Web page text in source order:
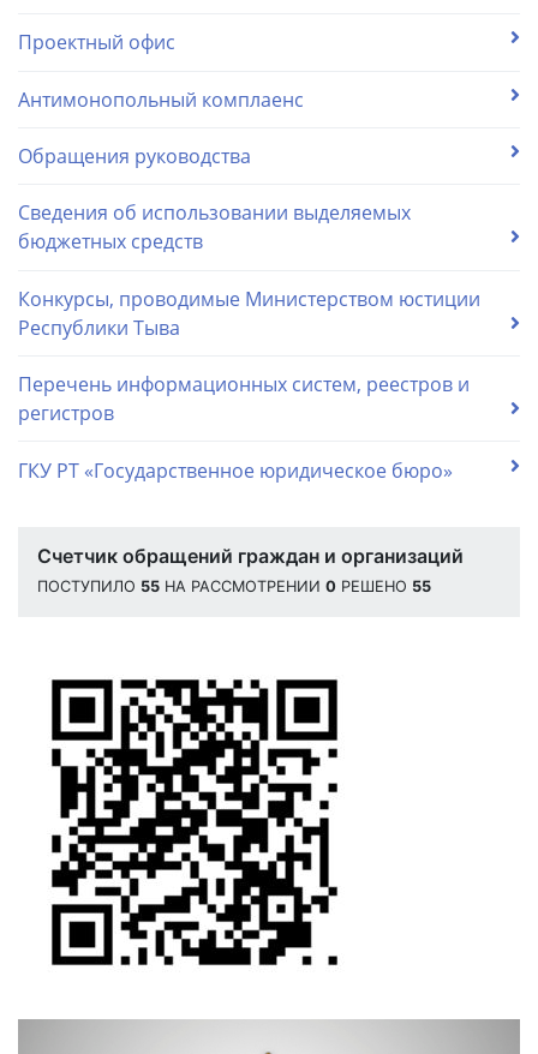
Проектный офис
Антимонопольный комплаенс
Обращения руководства
Сведения об использовании выделяемых
бюджетных средств
Конкурсы, проводимые Министерством юстиции
Республики Тыва
Перечень информационных систем, реестров и
регистров
ГКУ РТ «Государственное юридическое бюро»
Счетчик обращений граждан и организаций
ПОСТУПИЛО 55 НА РАССМОТРЕНИИ 0 РЕШЕНО 55